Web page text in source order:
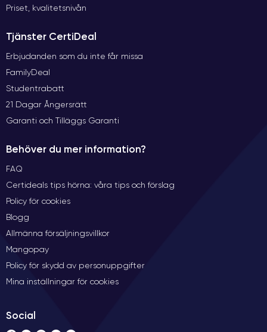
Priset, kvalitetsnivån
Tjänster CertiDeal
Erbjudanden som du inte får missa
FamilyDeal
Studentrabatt
21 Dagar Ångersrätt
Garanti och Tilläggs Garanti
Behöver du mer information?
FAQ
Certideals tips hörna: våra tips och förslag
Policy för cookies
Blogg
Allmänna försäljningsvillkor
Mangopay
Policy för skydd av personuppgifter
Mina inställningar för cookies
Social